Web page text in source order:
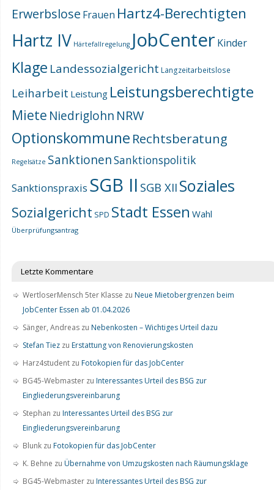
Erwerbslose Frauen Hartz4-Berechtigten
Hartz IV Härtefallregelung JobCenter Kinder
Klage Landessozialgericht Langzeitarbeitslose
Leiharbeit Leistung Leistungsberechtigte
Miete Niedriglohn NRW
Optionskommune Rechtsberatung
Regelsätze SanktionenSanktionspolitik
Sanktionspraxis SGB II SGB XII Soziales
Sozialgericht SPD Stadt Essen Wahl
Überprüfungsantrag
Letzte Kommentare
WertloserMensch 5ter Klasse zu Neue Mietobergrenzen beim
JobCenter Essen ab 01.04.2026
Sänger, Andreas zu Nebenkosten – Wichtiges Urteil dazu
Stefan Tiez zu Erstattung von Renovierungskosten
Harz4student zu Fotokopien für das JobCenter
BG45-Webmaster zu Interessantes Urteil des BSG zur
Eingliederungsvereinbarung
Stephan zu Interessantes Urteil des BSG zur
Eingliederungsvereinbarung
Blunk zu Fotokopien für das JobCenter
K. Behne zu Übernahme von Umzugskosten nach Räumungsklage
BG45-Webmaster zu Interessantes Urteil des BSG zur